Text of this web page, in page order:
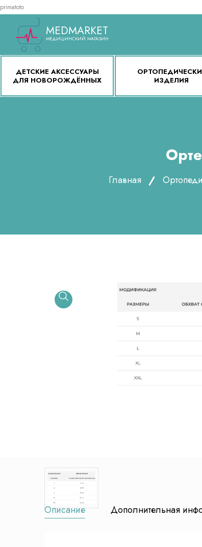
primatoto
MEDMARKET
МЕДИЦИНСКИЙ МАГАЗИН
ДЕТСКИЕ АКСЕССУАРЫ
ДЛЯ НОВОРОЖДЁННЫХ
ИЗДЕЛИЯ
Главная
Описание Дополнительная